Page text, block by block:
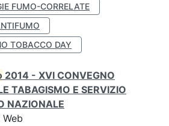
FUMO-CORRELATE
TOBACCO DAY
2014 - XVI CONVEGNO
TABAGISMO E SERVIZIO
NAZIONALE